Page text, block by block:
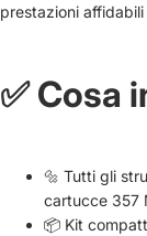
prestazioni
✅ Cosa
🔩 Tutti gli
cartucce 357
📦 Kit